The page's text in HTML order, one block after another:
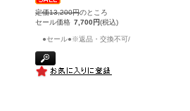
定価13,200円のところ
セール価格 7,700円(税込)
●セール●※返品・交換不可/